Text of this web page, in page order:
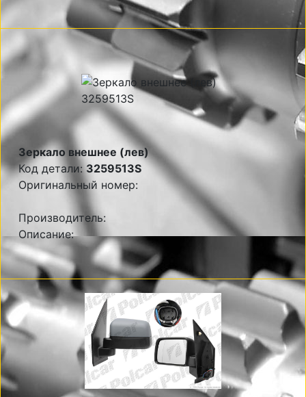
Зеркало внешнее (лев)
Код детали: 3259513S
Оригинальный номер:
Производитель:
Описание: